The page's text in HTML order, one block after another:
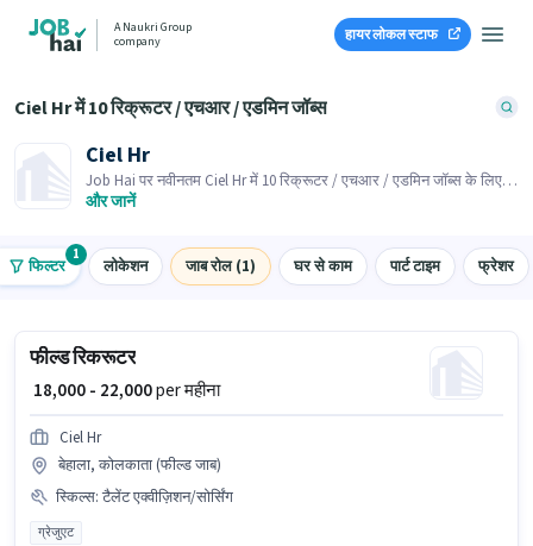
A Naukri Group
company
हायर लोकल स्टाफ
Ciel Hr में 10 रिक्रूटर / एचआर / एडमिन जॉब्स
Ciel Hr
Job Hai पर नवीनतम Ciel Hr में 10 रिक्रूटर / एचआर / एडमिन जॉब्स के लिए
आवेदन करें! भर्तीकर्ता के पास आपके क्षेत्र में तत्काल रिक्तियां हैं।
और जानें
फिल्टर
1
लोकेशन जाब रोल (1) घर से काम पार्ट टाइम फ्रेशर
फील्ड रिकरूटर
₹ 18,000 - 22,000per महीना
Ciel Hr
बेहाला, कोलकाता (फील्ड जाब)
स्किल्स: टैलेंट एक्वीज़िशन/सोर्सिंग
ग्रेजुएट